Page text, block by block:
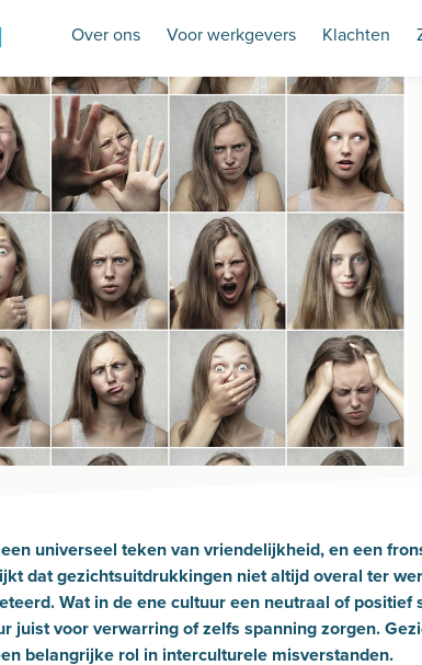
Over ons Voor werkgevers Klachten
universeel teken van vriendelijkheid, en een
dat gezichtsuitdrukkingen niet altijd overal ter
Wat in de ene cultuur een neutraal of positief
juist voor verwarring of zelfs spanning zorgen.
belangrijke rol in interculturele misverstanden.